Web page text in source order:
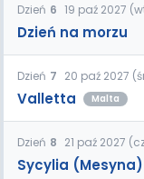
Dzień 6 19 paź 2027
Dzień na morzu
Dzień 7 20 paź 2027
Valletta Malta
Dzień 8 21 paź 2027
Sycylia (Mesyna)